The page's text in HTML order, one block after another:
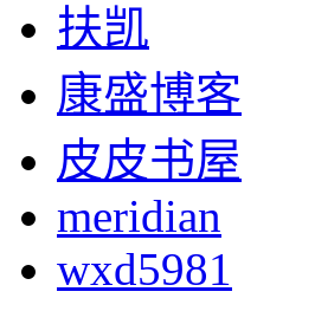
扶凯
康盛博客
皮皮书屋
meridian
wxd5981